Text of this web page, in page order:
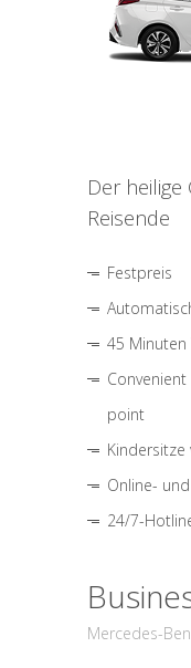
Der
Reisende
Festpreis
45
point
Kindersitze
Online-
24/7-
Mercedes-